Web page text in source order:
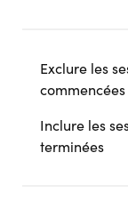
Exclure les
commencées
Inclure les
terminées